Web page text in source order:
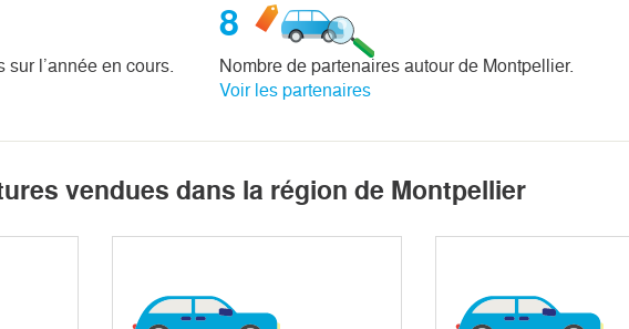
l’année en cours.
8
Nombre de partenaires autour de Montpellier.
Voir les partenaires
vendues dans la région de Montpellier